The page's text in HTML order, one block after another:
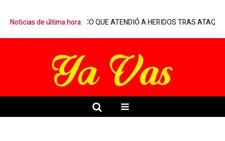
Noticias de última hora:
MARQUELIA A MÉDICO QUE ATENDIÓ A HERIDOS TRAS ATAQUE